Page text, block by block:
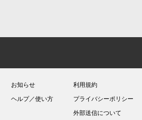
お知らせ
ヘルプ／使い方
利用規約
プライバシーポリシー
外部送信について